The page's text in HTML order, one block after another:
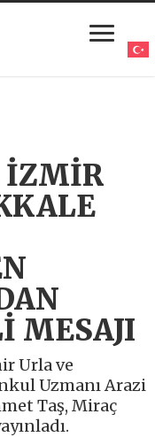
İZMİR
MESAJI
Urla ve
Uzmanı Arazi
Taş, Miraç